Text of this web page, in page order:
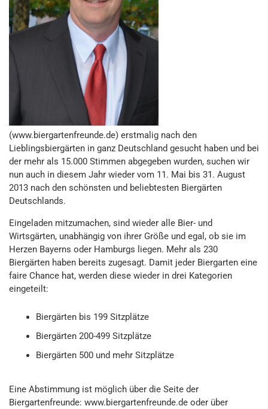
(www.biergartenfreunde.de) erstmalig nach den
Lieblingsbiergärten in ganz Deutschland gesucht haben und bei
der mehr als 15.000 Stimmen abgegeben wurden, suchen wir
nun auch in diesem Jahr wieder vom 11. Mai bis 31. August
2013 nach den schönsten und beliebtesten Biergärten
Deutschlands.
Eingeladen mitzumachen, sind wieder alle Bier- und
Wirtsgärten, unabhängig von ihrer Größe und egal, ob sie im
Herzen Bayerns oder Hamburgs liegen. Mehr als 230
Biergärten haben bereits zugesagt. Damit jeder Biergarten eine
faire Chance hat, werden diese wieder in drei Kategorien
eingeteilt:
Biergärten bis 199 Sitzplätze
Biergärten 200-499 Sitzplätze
Biergärten 500 und mehr Sitzplätze
Eine Abstimmung ist möglich über die Seite der
Biergartenfreunde: www.biergartenfreunde.de oder über